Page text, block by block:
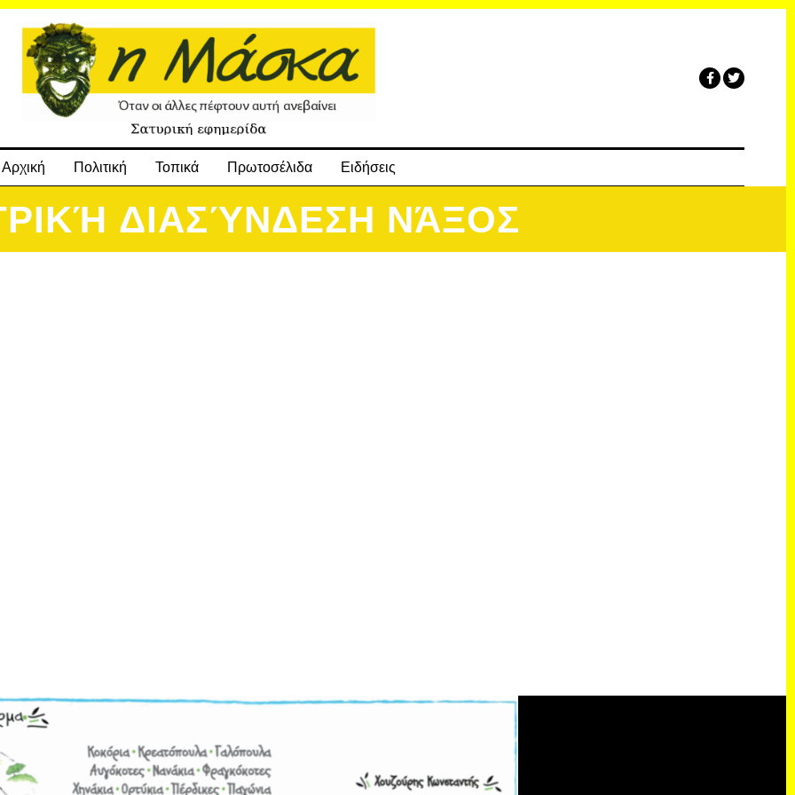
Αρχική Πολιτική Τοπικά Πρωτοσέλιδα Ειδήσεις
ΔΙΑΣΎΝΔΕΣΗ ΝΆΞΟΣ